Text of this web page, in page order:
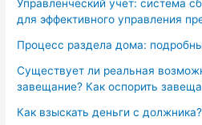
Управленческий учет: система
для эффективного управления
Процесс раздела дома:
Существует ли реальная
завещание? Как оспорить
Как взыскать деньги с